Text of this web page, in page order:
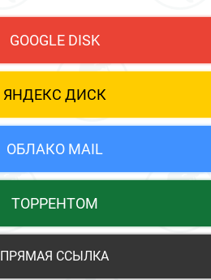
GOOGLE DISK
ЯНДЕКС ДИСК
ОБЛАКО MAIL
ТОРРЕНТОМ
ПРЯМАЯ ССЫЛКА